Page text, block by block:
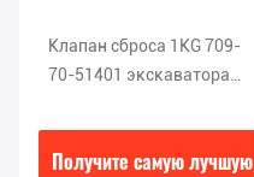
Клапан сброса 1KG 709-
70-51401 экскаватора
главный
Получите самую лучшую